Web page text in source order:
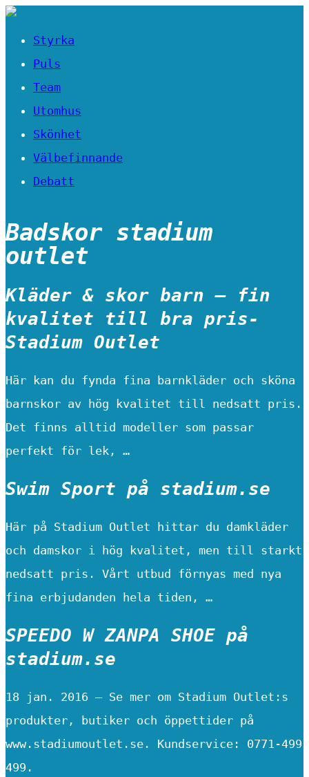
Styrka
Puls
Team
Utomhus
Skönhet
Välbefinnande
Debatt
Badskor stadium
outlet
Kläder & skor barn – fin
kvalitet till bra pris-
Stadium Outlet
Här kan du fynda fina barnkläder och sköna
barnskor av hög kvalitet till nedsatt pris.
Det finns alltid modeller som passar
perfekt för lek, …
Swim Sport på stadium.se
Här på Stadium Outlet hittar du damkläder
och damskor i hög kvalitet, men till starkt
nedsatt pris. Vårt utbud förnyas med nya
fina erbjudanden hela tiden, …
SPEEDO W ZANPA SHOE på
stadium.se
18 jan. 2016 — Se mer om Stadium Outlet:s
produkter, butiker och öppettider på
www.stadiumoutlet.se. Kundservice: 0771-499
499.